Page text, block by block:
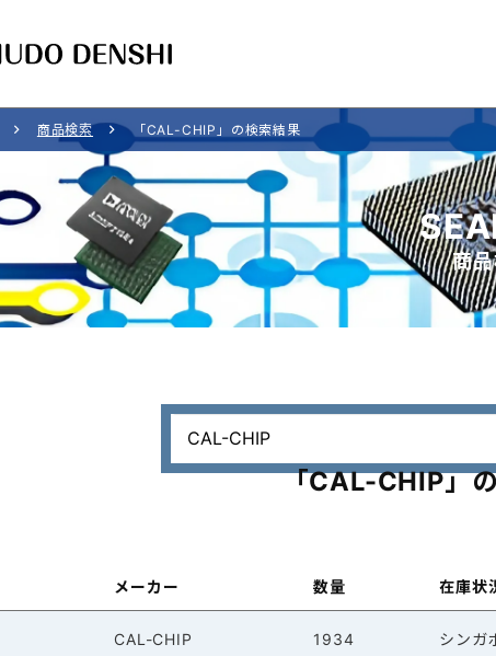
商品検索 「CAL-CHIP」の検索結果
商
「CAL-CHIP」
メーカー 数量 在庫状
CAL-CHIP 1934 シンガ